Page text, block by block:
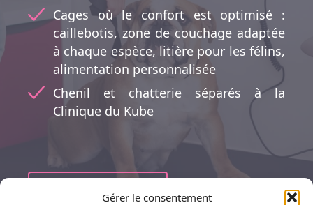
Gérer le consentement
Cages où le confort est optimisé :
caillebotis, zone de couchage adaptée
à chaque espèce, litière pour les félins,
alimentation personnalisée
Chenil et chatterie séparés à la
Clinique du Kube
DÉCOUVRIR